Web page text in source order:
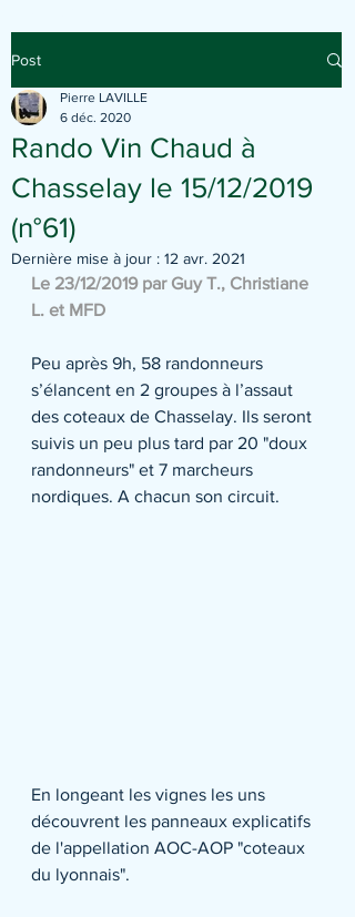
Post
Rando Vin Chaud à
Chasselay le 15/12/2019
(n°61)
Pierre LAVILLE
6 déc. 2020
Dernière mise à jour : 12 avr. 2021
Le 23/12/2019 par Guy T., Christiane
L. et MFD
Peu après 9h, 58 randonneurs
s’élancent en 2 groupes à l’assaut
des coteaux de Chasselay. Ils seront
suivis un peu plus tard par 20 "doux
randonneurs" et 7 marcheurs
nordiques. A chacun son circuit.
En longeant les vignes les uns
découvrent les panneaux explicatifs
de l'appellation AOC-AOP "coteaux
du lyonnais".